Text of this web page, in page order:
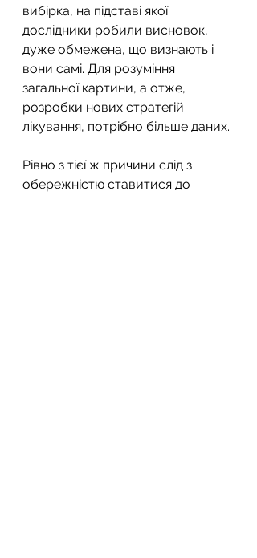
вибірка, на підставі якої
дослідники робили висновок,
дуже обмежена, що визнають і
вони самі. Для розуміння
загальної картини, а отже,
розробки нових стратегій
лікування, потрібно більше даних.
Рівно з тієї ж причини слід з
обережністю ставитися до